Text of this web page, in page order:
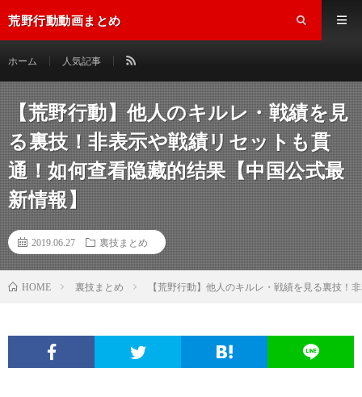
荒野行動動画まとめ
ホーム 人気記事
【荒野行動】他人のキルレ・戦績を見
る裏技！非表示や戦績リセットも貫
通！如何查看隐藏的结果【中国公式最
新情報】
2019.06.27 裏技まとめ
HOME 裏技まとめ 【荒野行動】他人のキルレ・戦績を見る裏技！